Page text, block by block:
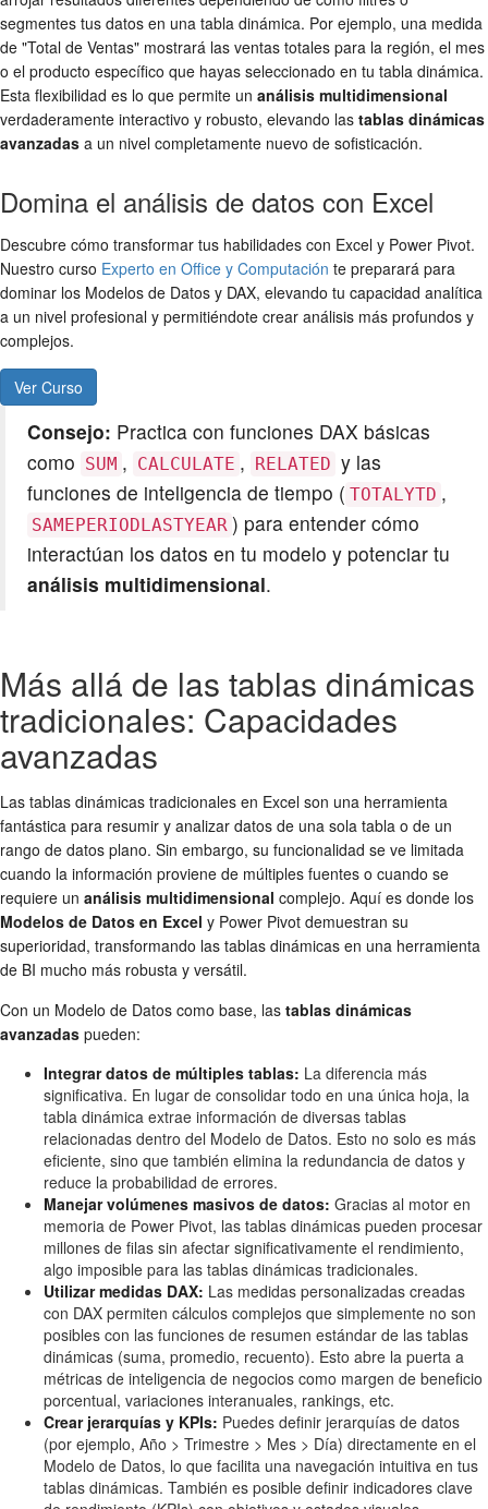
segmentes tus datos en una tabla dinámica. Por ejemplo, una medida
de "Total de Ventas" mostrará las ventas totales para la región, el mes
o el producto específico que hayas seleccionado en tu tabla dinámica.
Esta flexibilidad es lo que permite un análisis multidimensional
verdaderamente interactivo y robusto, elevando las tablas dinámicas
avanzadas a un nivel completamente nuevo de sofisticación.
Domina el análisis de datos con Excel
Descubre cómo transformar tus habilidades con Excel y Power Pivot.
Nuestro curso Experto en Office y Computación te preparará para
dominar los Modelos de Datos y DAX, elevando tu capacidad analítica
a un nivel profesional y permitiéndote crear análisis más profundos y
complejos.
Ver Curso
Consejo: Practica con funciones DAX básicas
como SUM , CALCULATE , RELATED y las
funciones de inteligencia de tiempo ( TOTALYTD ,
SAMEPERIODLASTYEAR ) para entender cómo
interactúan los datos en tu modelo y potenciar tu
análisis multidimensional.
Más allá de las tablas dinámicas
tradicionales: Capacidades
avanzadas
Las tablas dinámicas tradicionales en Excel son una herramienta
fantástica para resumir y analizar datos de una sola tabla o de un
rango de datos plano. Sin embargo, su funcionalidad se ve limitada
cuando la información proviene de múltiples fuentes o cuando se
requiere un análisis multidimensional complejo. Aquí es donde los
Modelos de Datos en Excel y Power Pivot demuestran su
superioridad, transformando las tablas dinámicas en una herramienta
de BI mucho más robusta y versátil.
Con un Modelo de Datos como base, las tablas dinámicas
avanzadas pueden:
Integrar datos de múltiples tablas: La diferencia más
significativa. En lugar de consolidar todo en una única hoja, la
tabla dinámica extrae información de diversas tablas
relacionadas dentro del Modelo de Datos. Esto no solo es más
eficiente, sino que también elimina la redundancia de datos y
reduce la probabilidad de errores.
Manejar volúmenes masivos de datos: Gracias al motor en
memoria de Power Pivot, las tablas dinámicas pueden procesar
millones de filas sin afectar significativamente el rendimiento,
algo imposible para las tablas dinámicas tradicionales.
Utilizar medidas DAX: Las medidas personalizadas creadas
con DAX permiten cálculos complejos que simplemente no son
posibles con las funciones de resumen estándar de las tablas
dinámicas (suma, promedio, recuento). Esto abre la puerta a
métricas de inteligencia de negocios como margen de beneficio
porcentual, variaciones interanuales, rankings, etc.
Crear jerarquías y KPIs: Puedes definir jerarquías de datos
(por ejemplo, Año > Trimestre > Mes > Día) directamente en el
Modelo de Datos, lo que facilita una navegación intuitiva en tus
tablas dinámicas. También es posible definir indicadores clave